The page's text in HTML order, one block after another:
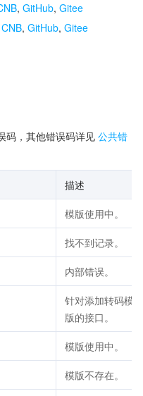
, GitHub, Gitee
CNB, GitHub, Gitee
码，其他错误码详见 公共错
描述
模版使用中。
找不到记录。
内部错误。
针对添加转码模
版的接口。
模版使用中。
模版不存在。